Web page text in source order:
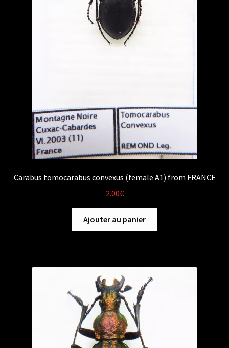
Carabus tomocarabus convexus (female A1) from FRANCE
2.00€
Ajouter au panier